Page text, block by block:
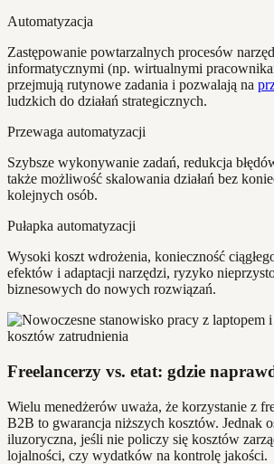
Automatyzacja
Zastępowanie powtarzalnych procesów
informatycznymi (np. wirtualnymi
przejmują rutynowe zadania i pozwalają na
ludzkich do działań strategicznych.
Przewaga automatyzacji
Szybsze wykonywanie zadań, redukcja
także możliwość skalowania działań bez
kolejnych osób.
Pułapka automatyzacji
Wysoki koszt wdrożenia, konieczność
efektów i adaptacji narzędzi, ryzyko
biznesowych do nowych rozwiązań.
Freelancerzy vs. etat: gdzie
Wielu menedżerów uważa, że korzystanie z
B2B to gwarancja niższych kosztów. Jednak
iluzoryczna, jeśli nie policzy się kosztów
lojalności, czy wydatków na kontrolę jakości.